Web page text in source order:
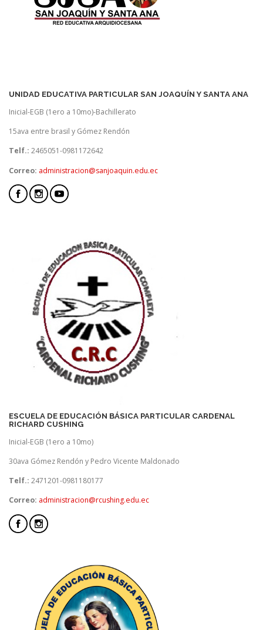
UNIDAD EDUCATIVA PARTICULAR SAN JOAQUÍN Y SANTA ANA
Inicial-EGB (1ero a 10mo)-Bachillerato
15ava entre brasil y Gómez Rendón
Telf.: 2465051-0981172642
Correo: administracion@sanjoaquin.edu.ec
ESCUELA DE EDUCACIÓN BÁSICA PARTICULAR CARDENAL
RICHARD CUSHING
Inicial-EGB (1ero a 10mo)
30ava Gómez Rendón y Pedro Vicente Maldonado
Telf.: 2471201-0981180177
Correo: administracion@rcushing.edu.ec